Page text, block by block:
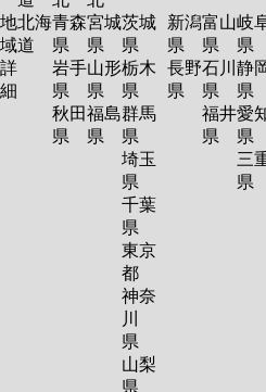
地
域
詳
細
北海
道
青森
県
岩手
県
秋田
県
宮城
県
山形
県
福島
県
茨城
県
栃木
県
群馬
県
埼玉
県
千葉
県
東京
都
神奈
川
県
山梨
県
新潟
県
長野
県
富山
県
石川
県
福井
県
岐
県
静
県
愛
県
三
県